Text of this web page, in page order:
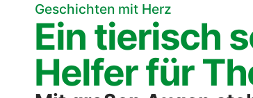
Geschichten mit Herz
Ein tierisch
Helfer für